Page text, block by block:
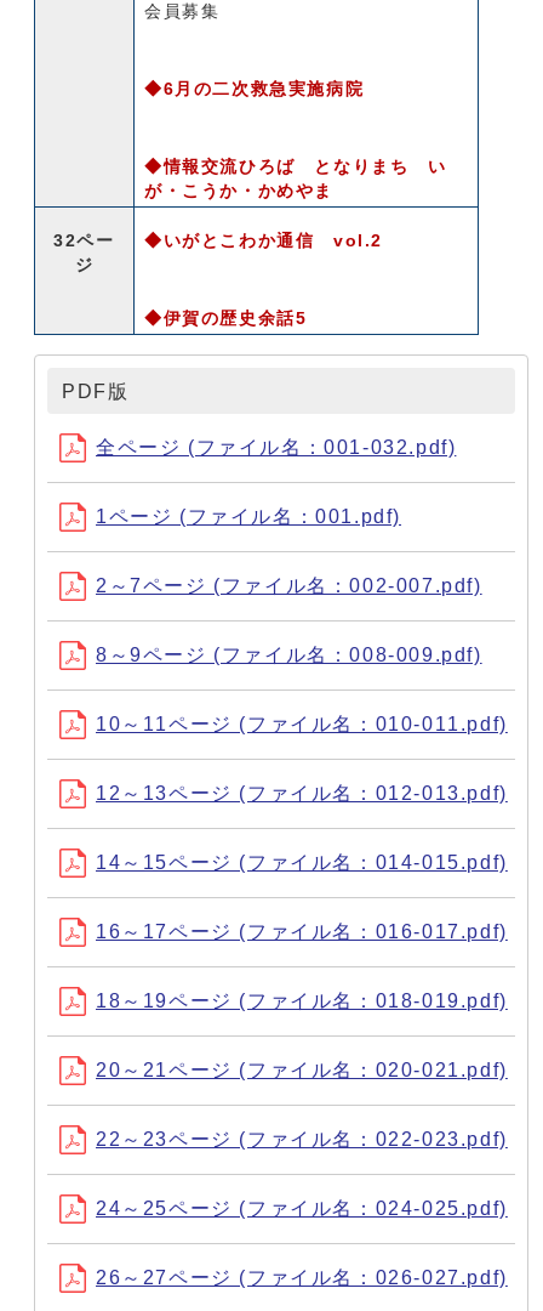
会員募集
◆6月の二次救急実施病院
◆情報交流ひろば となりまち い
が・こうか・かめやま
32ペー
ジ
◆いがとこわか通信 vol.2
◆伊賀の歴史余話5
PDF版
全ページ (ファイル名：001-032.pdf)
1ページ (ファイル名：001.pdf)
2～7ページ (ファイル名：002-007.pdf)
8～9ページ (ファイル名：008-009.pdf)
10～11ページ (ファイル名：010-011.pdf)
12～13ページ (ファイル名：012-013.pdf)
14～15ページ (ファイル名：014-015.pdf)
16～17ページ (ファイル名：016-017.pdf)
18～19ページ (ファイル名：018-019.pdf)
20～21ページ (ファイル名：020-021.pdf)
22～23ページ (ファイル名：022-023.pdf)
24～25ページ (ファイル名：024-025.pdf)
26～27ページ (ファイル名：026-027.pdf)